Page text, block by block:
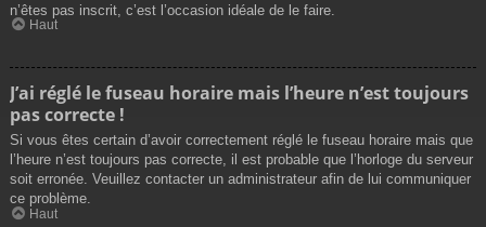
n’êtes pas inscrit, c’est l’occasion idéale de le faire.
Haut
J’ai réglé le fuseau horaire mais l’heure n’est toujours
pas correcte !
Si vous êtes certain d’avoir correctement réglé le fuseau horaire mais que
l’heure n’est toujours pas correcte, il est probable que l’horloge du serveur
soit erronée. Veuillez contacter un administrateur afin de lui communiquer
ce problème.
Haut